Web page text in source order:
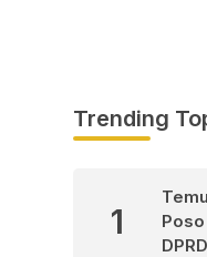
Trending
1